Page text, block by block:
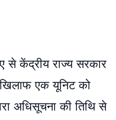
से केंद्रीय राज्य सरकार
खिलाफ एक यूनिट को
अधिसूचना की तिथि से